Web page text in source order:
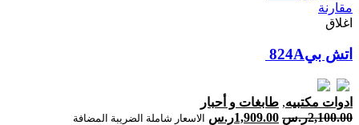
مقارنة
اغلاق
اتش بي‎‎ ‎824‎A‎
ادوات مكتبيه, طابغات و أحبار
2,100.00ر.س 1,909.00ر.س الاسعار شاملة الضريبة المضافة